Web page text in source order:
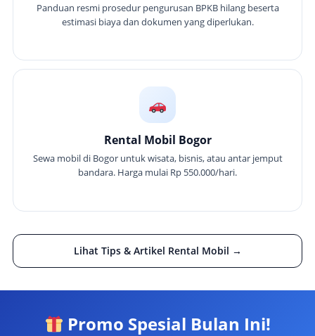
Panduan resmi prosedur pengurusan BPKB hilang beserta
estimasi biaya dan dokumen yang diperlukan.
Rental Mobil Bogor
Sewa mobil di Bogor untuk wisata, bisnis, atau antar jemput
bandara. Harga mulai Rp 550.000/hari.
Lihat Tips & Artikel Rental Mobil →
Promo Spesial Bulan Ini!